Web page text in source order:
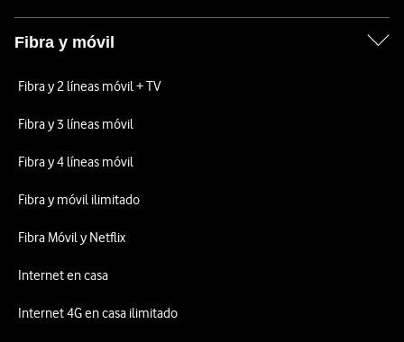
Fibra y móvil
Fibra y 2 líneas móvil + TV
Fibra y 3 líneas móvil
Fibra y 4 líneas móvil
Fibra y móvil ilimitado
Fibra Móvil y Netflix
Internet en casa
Internet 4G en casa ilimitado